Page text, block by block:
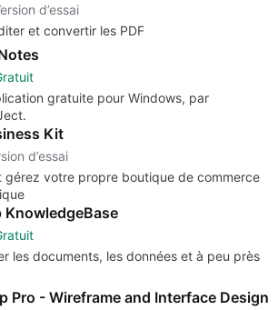
d’essai
et convertir les PDF
gratuite pour Windows, par
Kit
d’essai
gérez votre propre boutique de commerce
KnowledgeBase
les documents, les données et à peu près
Pro - Wireframe and Interface Design